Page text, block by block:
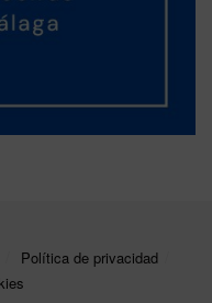
Política de privacidad